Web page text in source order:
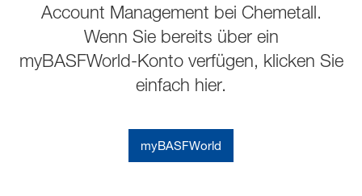
Account Management bei Chemetall.
Wenn Sie bereits über ein
myBASFWorld‑Konto verfügen, klicken Sie
einfach hier.
myBASFWorld